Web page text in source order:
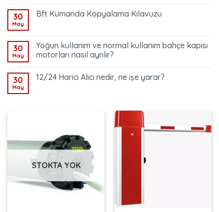
30
May
Bft Kumanda Kopyalama Kılavuzu
30
May
Yoğun kullanım ve normal kullanım bahçe kapısı
motorları nasıl ayrılır?
30
May
12/24 Harici Alıcı nedir, ne işe yarar?
STOKTA YOK